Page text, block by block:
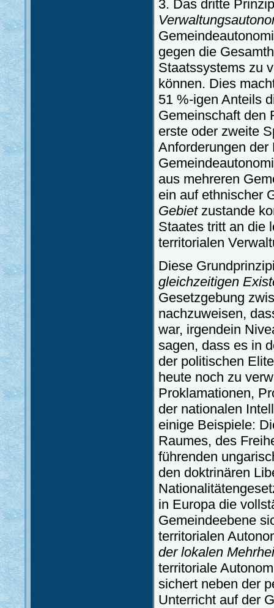
3. Das dritte
gegen die
Staatssystems zu
können. Dies
51 %-igen Anteils
Gemeinschaft den
erste oder zweite
Anforderungen der
aus mehreren
ein auf ethnischer
Gebietzustande
Staates tritt an die
territorialen
Diese
gleichzeitigen
Gesetzgebung
nachzuweisen,
war, irgendein
sagen, dass es in
der politischen
heute noch zu
Proklamationen,
der nationalen
einige Beispiele:
Raumes, des
führenden
den doktrinären
in Europa die
Gemeindeebene
territorialen
der lokalen
territoriale
sichert neben der
Unterricht auf der